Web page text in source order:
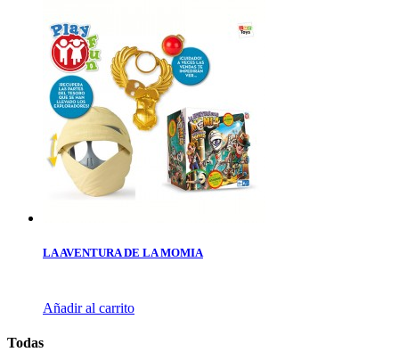
LA AVENTURA DE LA MOMIA
Añadir al carrito
Todas